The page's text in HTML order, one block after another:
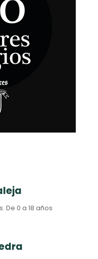
De 0 a 18 años